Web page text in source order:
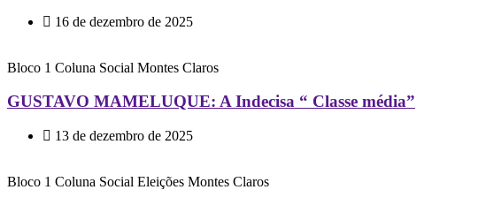
16 de dezembro de 2025
Bloco 1 Coluna Social Montes Claros
GUSTAVO MAMELUQUE: A Indecisa “ Classe média”
13 de dezembro de 2025
Bloco 1 Coluna Social Eleições Montes Claros